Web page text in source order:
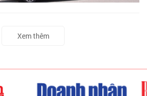
Xem thêm